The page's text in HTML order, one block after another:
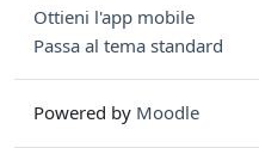
Ottieni l'app mobile
Passa al tema standard
Powered by Moodle